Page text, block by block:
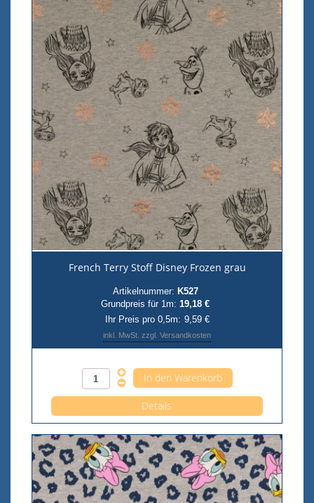
French Terry Stoff Disney Frozen grau
Artikelnummer: K527
Grundpreis für 1m: 19,18 €
Ihr Preis pro 0,5m: 9,59 €
inkl. MwSt. zzgl. Versandkosten
Details